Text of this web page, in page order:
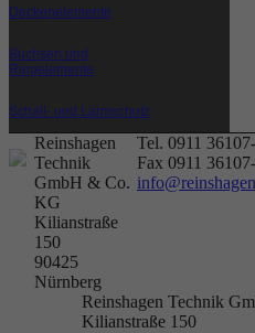
Deckenelemente
Buchsen und
Ringelemente
Schall- und Lärmschutz
Reinshagen
Technik
GmbH & Co.
KG
Kilianstraße
150
90425
Nürnberg
Tel. 0911
Fax 0911
Reinshagen Technik
Kilianstraße 150